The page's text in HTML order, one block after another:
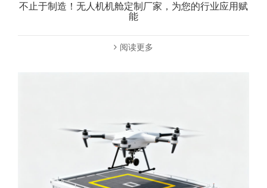
不止于制造！无人机机舱定制厂家，为您的行业应用赋
能
阅读更多